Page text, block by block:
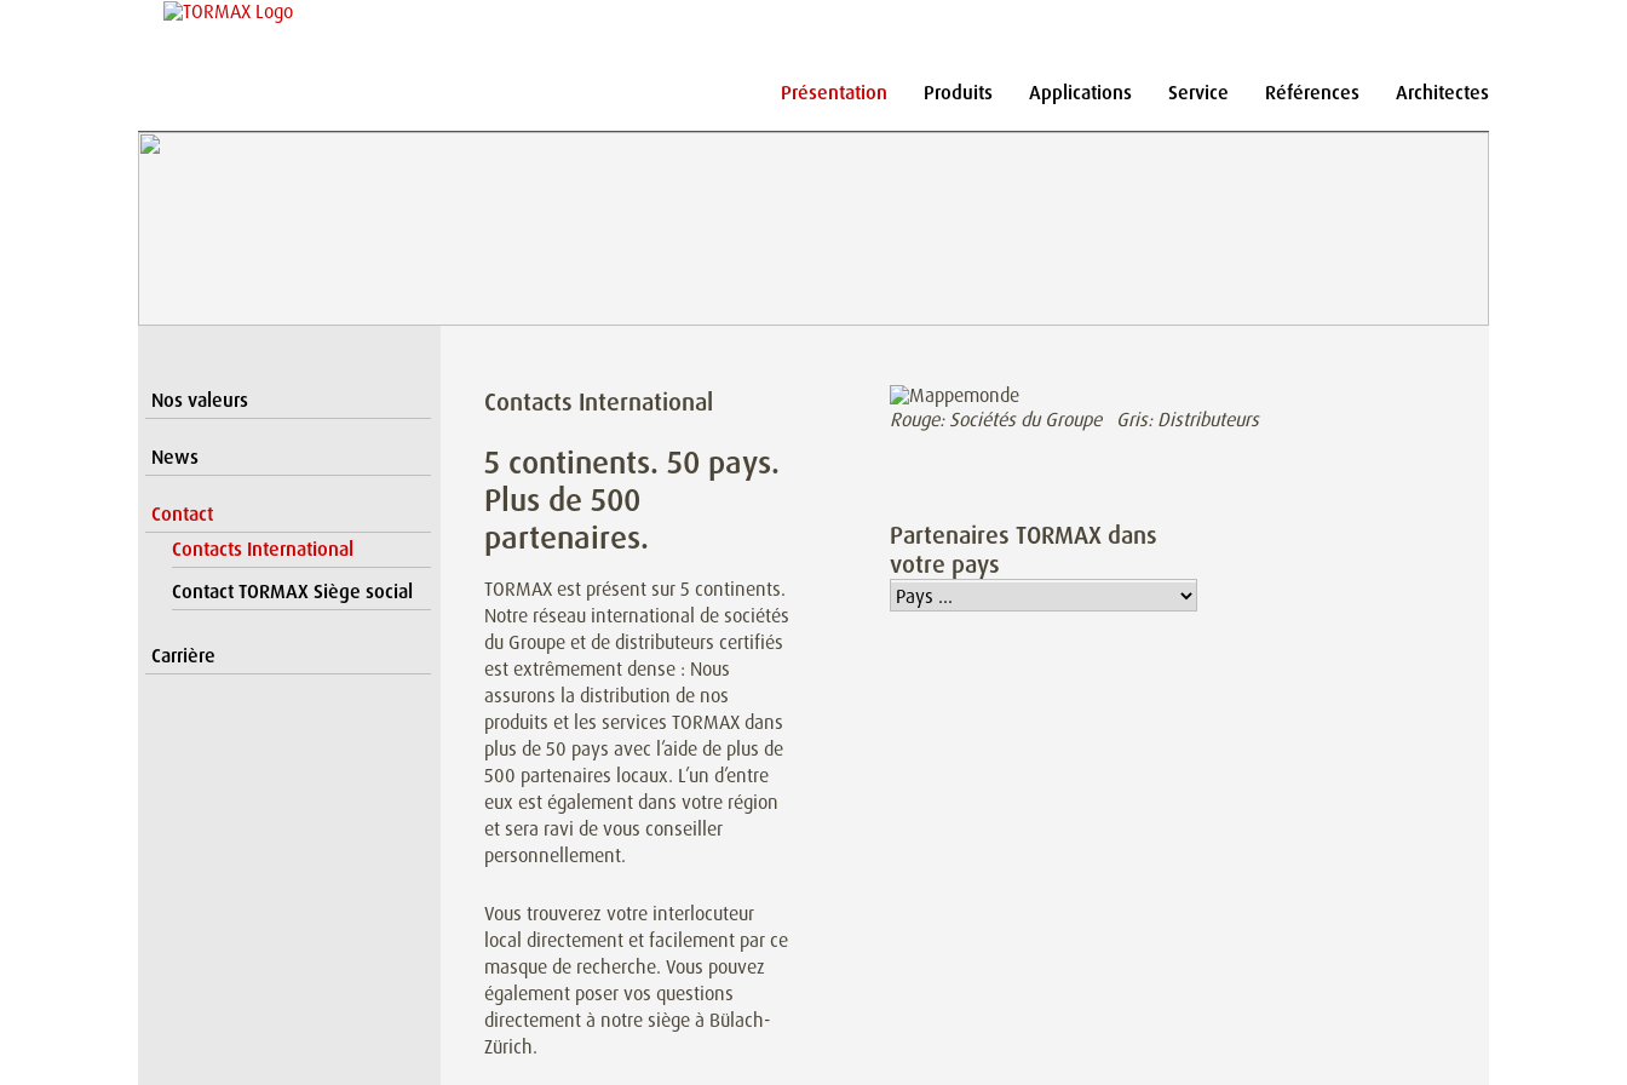
Présentation Produits Applications Service Références Architectes
Nos valeurs
News
Contact
Contacts International
Contact TORMAX Siège social
Carrière
Contacts International
5 continents. 50 pays.
Plus de 500
partenaires.
TORMAX est présent sur 5 continents.
Notre réseau international de sociétés
du Groupe et de distributeurs certifiés
est extrêmement dense : Nous
assurons la distribution de nos
produits et les services TORMAX dans
plus de 50 pays avec l’aide de plus de
500 partenaires locaux. L’un d’entre
eux est également dans votre région
et sera ravi de vous conseiller
personnellement.
Vous trouverez votre interlocuteur
local directement et facilement par ce
masque de recherche. Vous pouvez
également poser vos questions
directement à notre siège à Bülach-
Zürich.
Rouge: Sociétés du Groupe Gris: Distributeurs
Partenaires TORMAX dans
votre pays